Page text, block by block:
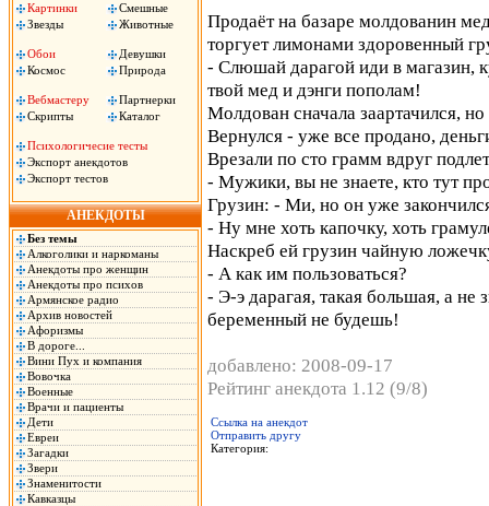
Картинки
Смешные
Звезды
Животные
Обои
Девушки
Космос
Природа
Вебмастеру
Партнерки
Скрипты
Каталог
Психологичесие тесты
Экспорт анекдотов
Экспорт тестов
АНЕКДОТЫ
Без темы
Алкоголики и наркоманы
Анекдоты про женщин
Анекдоты про психов
Армянское радио
Архив новостей
Афоризмы
В дороге...
Вини Пух и компания
Вовочка
Военные
Врачи и пациенты
Дети
Евреи
Загадки
Звери
Знаменитости
Кавказцы
Продаёт на базаре молдованин
торгует лимонами здоровенный
- Слюшай дарагой иди в магазин,
твой мед и дэнги пополам!
Молдован сначала заартачился,
Вернулся - уже все продано,
Врезали по сто грамм вдруг
- Мужики, вы не знаете, кто тут
Грузин: - Ми, но он уже
- Ну мне хоть капочку, хоть
Наскреб ей грузин чайную
- А как им пользоваться?
- Э-э дарагая, такая большая, а не
беременный не будешь!
добавлено: 2008-09-17
Рейтинг анекдота 1.12 (9/8)
Ссылка на анекдот
Отправить другу
Категория: